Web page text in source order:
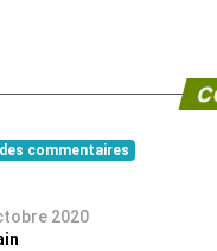
commentaires
2020